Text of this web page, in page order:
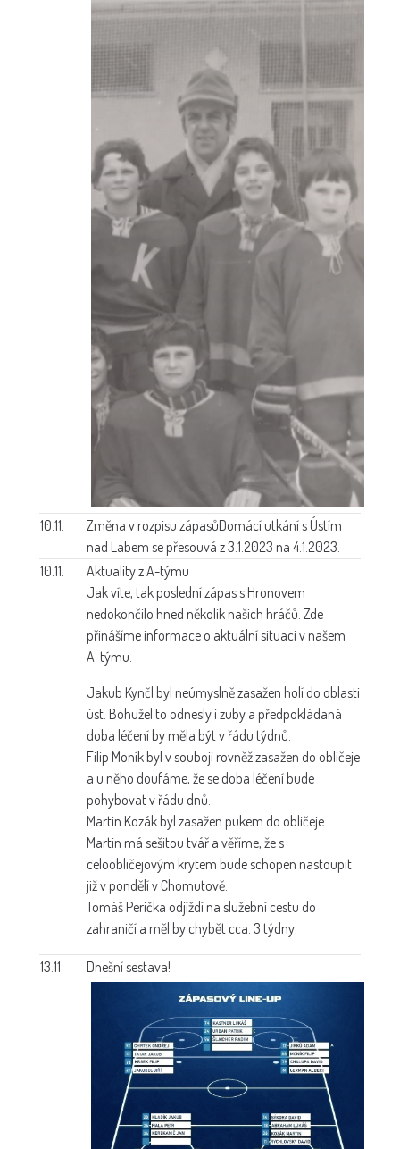
10.11. Změna v rozpisu zápasůDomácí utkání s Ústím
nad Labem se přesouvá z 3.1.2023 na 4.1.2023.
10.11.
Aktuality z A-týmu
Jak víte, tak poslední zápas s Hronovem
nedokončilo hned několik našich hráčů. Zde
přinášíme informace o aktuální situaci v našem
A-týmu.
Jakub Kynčl byl neúmyslně zasažen holí do oblasti
úst. Bohužel to odnesly i zuby a předpokládaná
doba léčení by měla být v řádu týdnů.
Filip Moník byl v souboji rovněž zasažen do obličeje
a u něho doufáme, že se doba léčení bude
pohybovat v řádu dnů.
Martin Kozák byl zasažen pukem do obličeje.
Martin má sešitou tvář a věříme, že s
celoobličejovým krytem bude schopen nastoupit
již v pondělí v Chomutově.
Tomáš Perička odjíždí na služební cestu do
zahraničí a měl by chybět cca. 3 týdny.
13.11. Dnešní sestava!